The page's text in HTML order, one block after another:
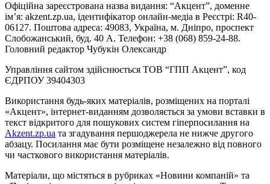
Офіційна зареєстрована назва видання: “Акцент”, доменне
ім’я: akzent.zp.ua, ідентифікатор онлайн-медіа в Реєстрі: R40-
06127. Поштова адреса: 49083, Україна, м. Дніпро, проспект
Слобожанський, буд. 40 А. Телефон: +38 (068) 859-24-88.
Головний редактор Чубукін Олександр
Управління сайтом здійснюється ТОВ “ГПП Акцент”, код
ЄДРПОУ 39404303
Використання будь-яких матеріалів, розміщених на порталі
«Акцент», інтернет-виданням дозволяється за умови вставки в
текст відкритого для пошукових систем гіперпосилання на
Akzent.zp.ua та згадування першоджерела не нижче другого
абзацу. Посилання має бути розміщене незалежно від повного
чи часткового використання матеріалів.
Матеріали, що містяться в рубриках «Новини компаній» та